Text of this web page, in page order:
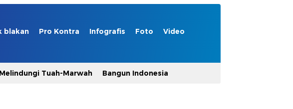
blakan Pro Kontra Infografis Foto Video
Melindungi Tuah-Marwah Bangun Indonesia